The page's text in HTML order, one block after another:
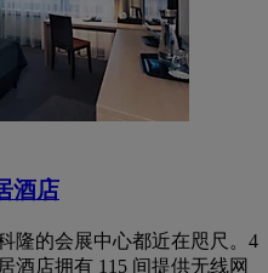
酒店
隆的会展中心都近在咫尺。4
酒店拥有 115 间提供无线网